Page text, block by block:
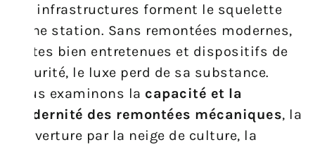
Les infrastructures forment le squelette
d’une station. Sans remontées modernes,
pistes bien entretenues et dispositifs de
sécurité, le luxe perd de sa substance.
Nous examinons la capacité et la
modernité des remontées mécaniques, la
couverture par la neige de culture, la